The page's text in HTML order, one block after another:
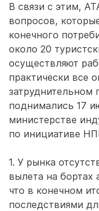
В связи с этим,
вопросов,
конечного
около 20
осуществляют
практически все
поднимались 17
министерстве
по инициативе
1. У рынка
вылета на бортах
что в конечном
последствиями